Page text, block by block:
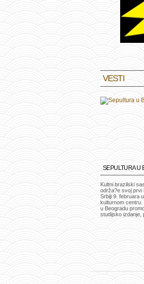
VESTI
SEPULTURA U
Kultni brazilski
održa?e svoj prvi
Srbiji 9. februara
kulturnom centru.
u Beogradu
studijsko